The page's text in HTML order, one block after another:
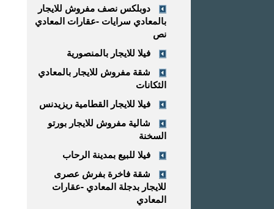
دوبلكس نصف مفروش للايجار
بالمعادي سرايات -عقارات المعادي
نص
فيلا للايجار بالمنصورية
شقة مفروش للايجار بالمعادي
الثكانات
فيلا للايجار القطامية ريزيدنس
شالية مفروش للايجار بورتو
السخنة
فيلا للبيع بمدينة الرحاب
شقة فاخرة بفرش عصرى
للايجار بدجلة المعادي -عقارات
المعادي